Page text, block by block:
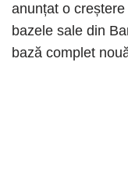
anunțat o
bazele sale din
bază complet